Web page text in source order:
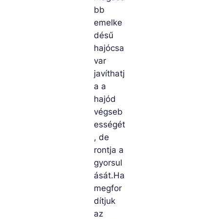
bb
emelke
désű
hajócsa
var
javíthatj
a a
hajód
végseb
ességét
, de
rontja a
gyorsul
ását.Ha
megfor
dítjuk
az